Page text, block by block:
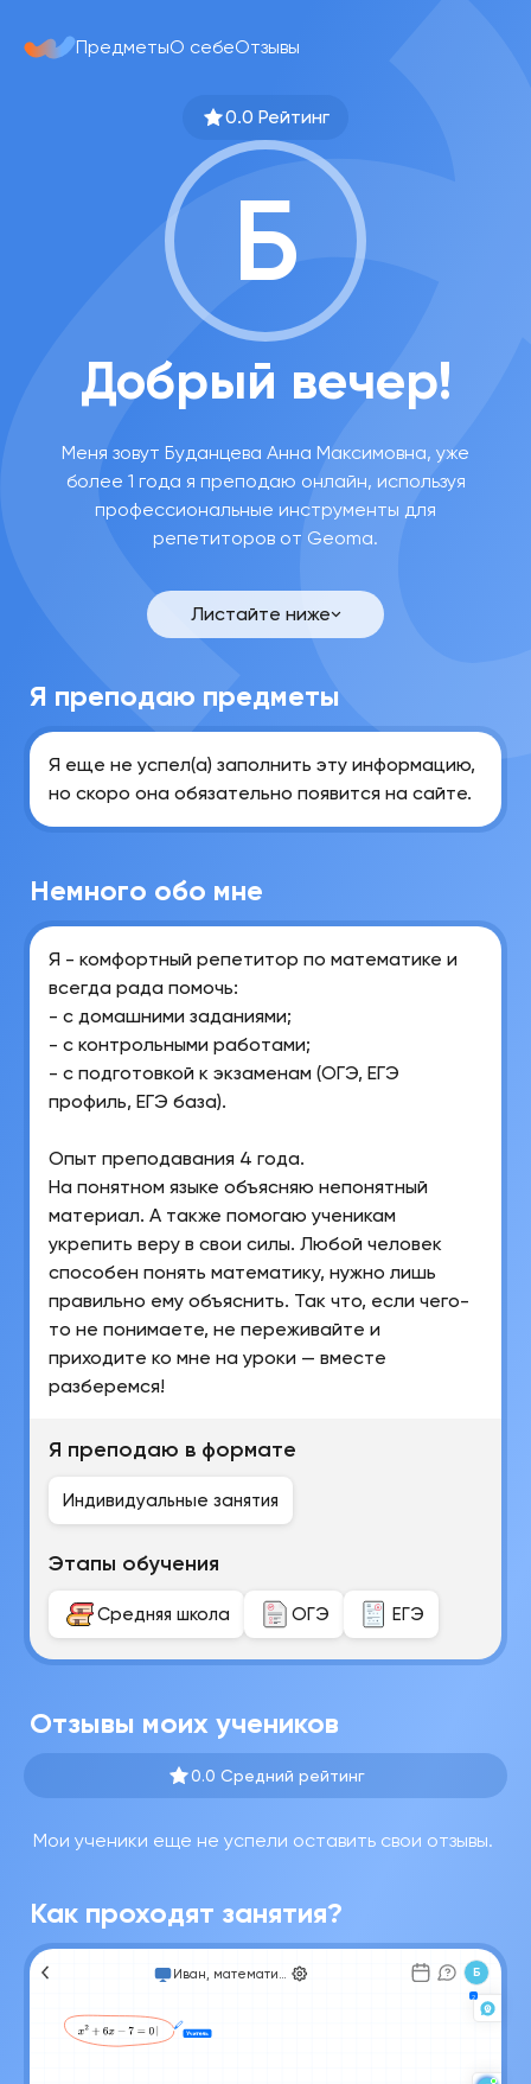
ПредметыО себеОтзывы
0.0 Рейтинг
Б
Добрый вечер!
Меня зовут Буданцева Анна Максимовна, уже
более 1 года я преподаю онлайн, используя
профессиональные инструменты для
репетиторов от Geoma.
Листайте ниже
Максимовна
Б.
Связаться
Я преподаю предметы
Я еще не успел(а) заполнить эту информацию,
но скоро она обязательно появится на сайте.
Немного обо мне
Я - комфортный репетитор по математике и
всегда рада помочь:
- с домашними заданиями;
- с контрольными работами;
- с подготовкой к экзаменам (ОГЭ, ЕГЭ
профиль, ЕГЭ база).
Опыт преподавания 4 года.
На понятном языке объясняю непонятный
материал. А также помогаю ученикам
укрепить веру в свои силы. Любой человек
способен понять математику, нужно лишь
правильно ему объяснить. Так что, если чего-
то не понимаете, не переживайте и
приходите ко мне на уроки — вместе
разберемся!
Я преподаю в формате
Индивидуальные занятия
Этапы обучения
Средняя школа ОГЭ ЕГЭ
Отзывы моих учеников
0.0 Средний рейтинг
Мои ученики еще не успели оставить свои отзывы.
Как проходят занятия?
Иван, математика Б